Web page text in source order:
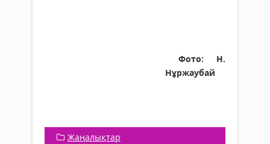
Фото: Н.
Нұржаубай
Жаңалықтар